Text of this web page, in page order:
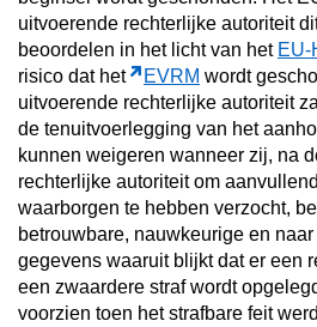
uitvoerende rechterlijke autoriteit
beoordelen in het licht van het EU-
risico dat het
EVRM wordt
uitvoerende rechterlijke autoriteit
de tenuitvoerlegging van het
kunnen weigeren wanneer zij, na
rechterlijke autoriteit om
waarborgen te hebben verzocht,
betrouwbare, nauwkeurige en
gegevens waaruit blijkt dat er een
een zwaardere straf wordt
voorzien toen het strafbare feit